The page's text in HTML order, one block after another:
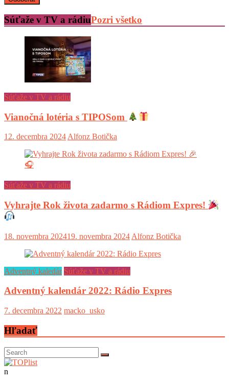
Súťaže v TV a rádiuPozri všetko
Súťaže v TV a rádiu
Vianočná lotéria s TIPOSom
12. decembra 2024 Alfonz Botička
Súťaže v TV a rádiu
Vyhrajte Rok života zadarmo s Rádiom Expres!
18. novembra 202419. novembra 2024 Alfonz Botička
Adventný kaledár Súťaže v TV a rádiu
Adventný kalendár 2022: Rádio Expres
7. decembra 2022 macko_usko
Hľadať
n